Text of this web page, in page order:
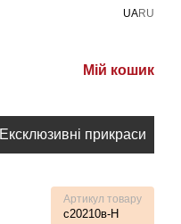
UARU
Мій кошик
Ексклюзивні прикраси
Артикул товару
с20210в-H